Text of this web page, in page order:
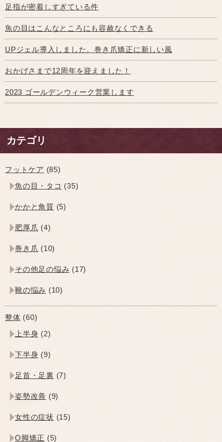
足指が密着しすぎている件
魚の目はこんなところにも容赦なくできる
UPジェル導入しました。巻き爪矯正に新しい風
おかげさまで12周年を迎えました！
2023 ゴールデンウィーク営業します
カテゴリ
フットケア (85)
魚の目・タコ (35)
かかと角質 (5)
肥厚爪 (4)
巻き爪 (10)
その他足の悩み (17)
靴の悩み (10)
整体 (60)
上半身 (2)
下半身 (9)
足首・足裏 (7)
姿勢改善 (9)
女性の症状 (15)
O脚矯正 (5)